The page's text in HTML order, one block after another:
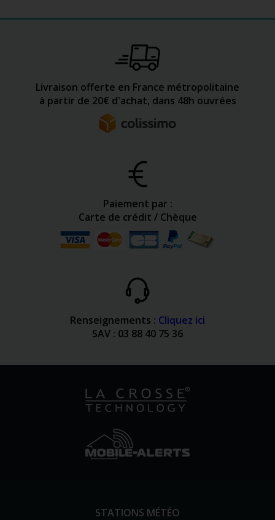
Livraison offerte en France métropolitaine
à partir de 20€ d'achat, dans 48h ouvrées
Paiement par :
Carte de crédit / Chèque
Renseignements : Cliquez ici
SAV : 03 88 40 75 36
STATIONS MÉTÉO